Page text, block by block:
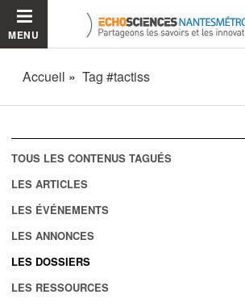
MENU
Accueil Tag #tactiss
TOUS LES CONTENUS TAGUÉS
LES ARTICLES
LES ÉVÉNEMENTS
LES ANNONCES
LES DOSSIERS
LES RESSOURCES